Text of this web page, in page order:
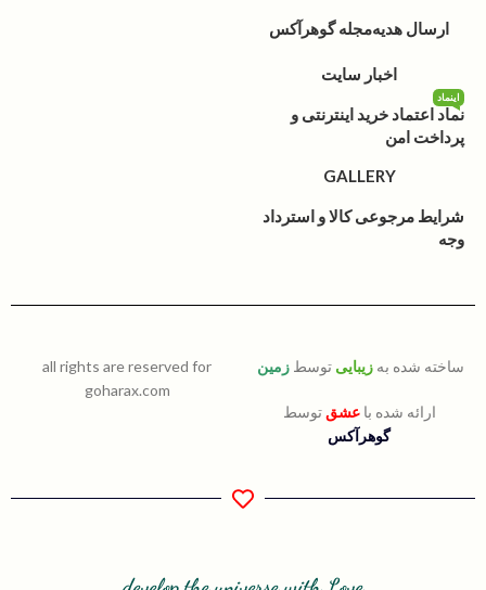
ارسال هدیهمجله گوهرآکس
اخبار سایت
نماد اعتماد خرید اینترنتی و
پرداخت امن
اینماد
GALLERY
شرایط مرجوعی کالا و استرداد
وجه
ساخته شده به زیبایی توسط زمین
ارائه شده باعشق توسط
گوهرآکس
all rights are reserved for
goharax.com